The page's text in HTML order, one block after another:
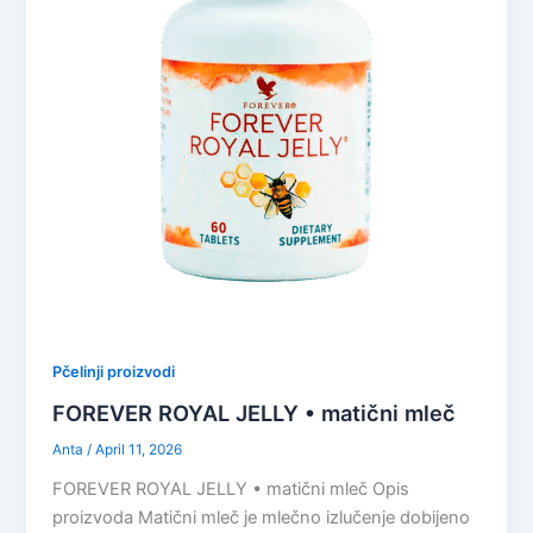
Pčelinji proizvodi
FOREVER ROYAL JELLY • matični mleč
Anta /April 11, 2026
FOREVER ROYAL JELLY • matični mleč Opis
proizvoda Matični mleč je mlečno izlučenje dobijeno